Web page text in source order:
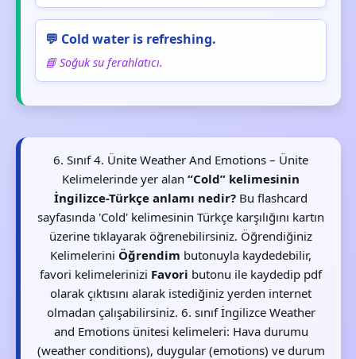
💬 Cold water is refreshing.
📘 Soğuk su ferahlatıcı.
6. Sınıf 4. Ünite Weather And Emotions – Ünite
Kelimelerinde yer alan“Cold” kelimesinin
İngilizce-Türkçe anlamı nedir? Bu flashcard
sayfasında 'Cold' kelimesinin Türkçe karşılığını kartın
üzerine tıklayarak öğrenebilirsiniz. Öğrendiğiniz
Kelimelerini Öğrendim butonuyla kaydedebilir,
favori kelimelerinizi Favori butonu ile kaydedip pdf
olarak çıktısını alarak istediğiniz yerden internet
olmadan çalışabilirsiniz. 6. sınıf İngilizce Weather
and Emotions ünitesi kelimeleri: Hava durumu
(weather conditions), duygular (emotions) ve durum